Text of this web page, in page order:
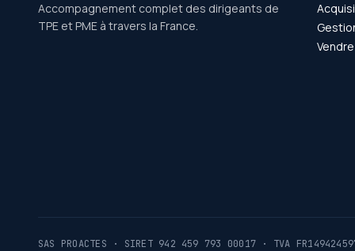
Accompagnement complet des dirigeants de
TPE et PME à travers la France.
SAS PROACTES · SIRET 942 459 793 00017 · TVA